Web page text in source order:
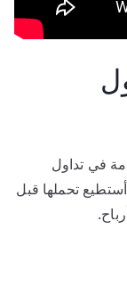
في تداول
تحملها قبل